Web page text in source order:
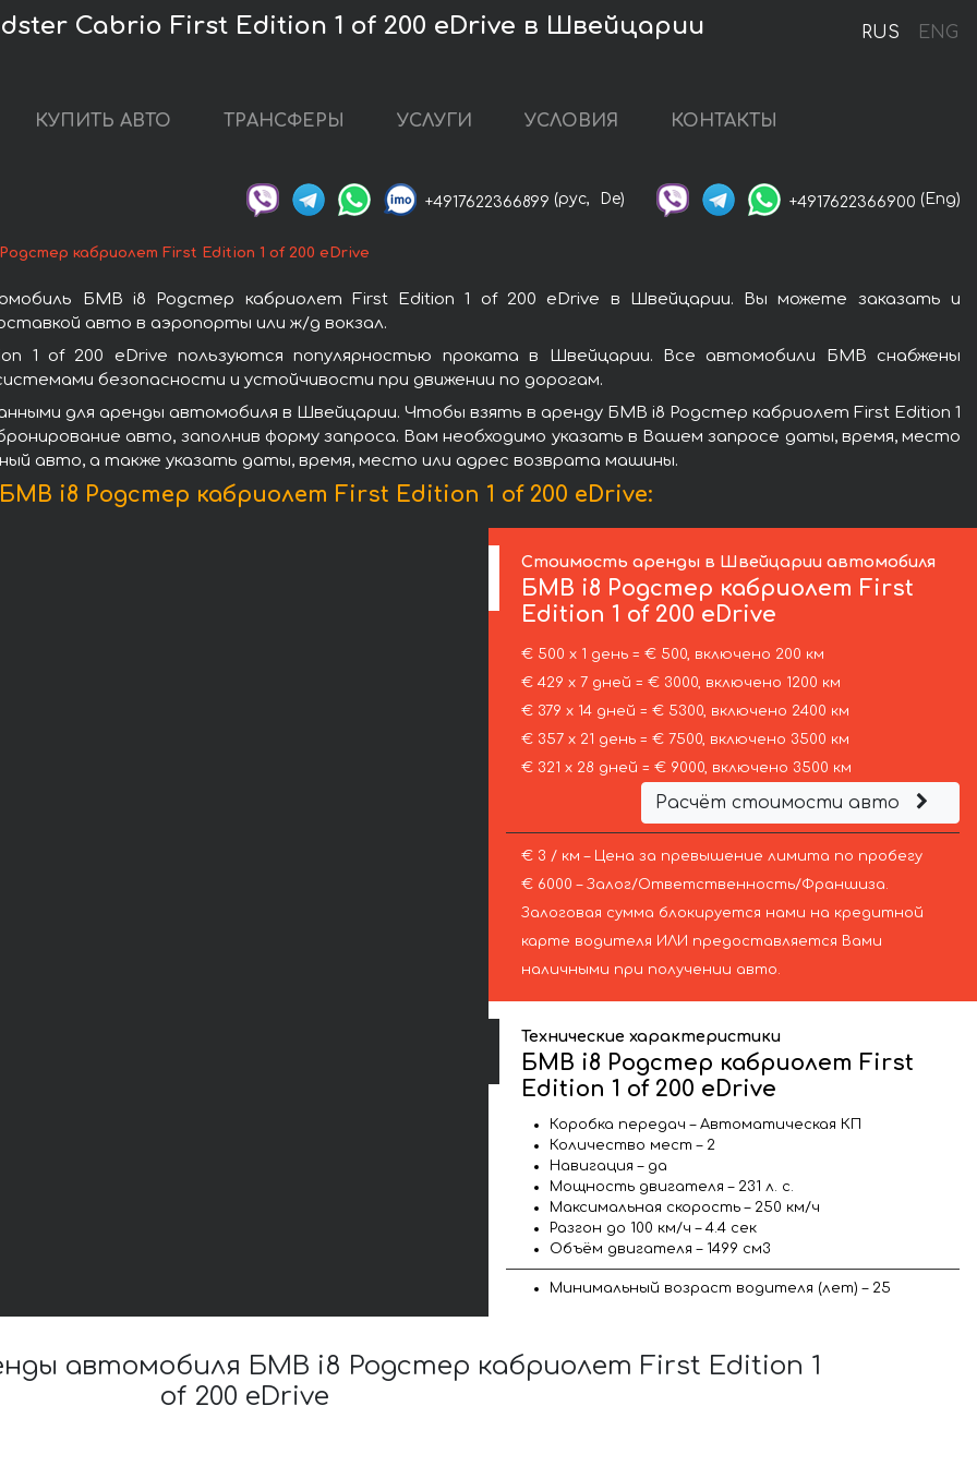
RUS ENG
Cabrio First Edition 1 of 200 eDrive в Швейцарии
КУПИТЬ АВТО ТРАНСФЕРЫ УСЛУГИ УСЛОВИЯ КОНТАКТЫ
+4917622366899 (рус, De) +4917622366900 (Eng)
кабриолет First Edition 1 of 200 eDrive
БМВ i8 Родстер кабриолет First Edition 1 of 200 eDrive в Швейцарии. Вы можете заказать и
авто в аэропорты или ж/д вокзал.
1 of 200 eDrive пользуются популярностью проката в Швейцарии. Все автомобили БМВ снабжены
безопасности и устойчивости при движении по дорогам.
для аренды автомобиля в Швейцарии. Чтобы взять в аренду БМВ i8 Родстер кабриолет First Edition 1
авто, заполнив форму запроса. Вам необходимо указать в Вашем запросе даты, время, место
авто, а также указать даты, время, место или адрес возврата машины.
i8 Родстер кабриолет First Edition 1 of 200 eDrive:
Стоимость аренды в Швейцарии автомобиля
БМВ i8 Родстер кабриолет First
Edition 1 of 200 eDrive
€ 500 х 1 день = € 500, включено 200 км
€ 429 х 7 дней = € 3000, включено 1200 км
€ 379 х 14 дней = € 5300, включено 2400 км
€ 357 х 21 день = € 7500, включено 3500 км
€ 321 х 28 дней = € 9000, включено 3500 км
Расчёт стоимости авто
€ 3 / км – Цена за превышение лимита по пробегу
€ 6000 – Залог/Ответственность/Франшиза.
Залоговая сумма блокируется нами на кредитной
карте водителя ИЛИ предоставляется Вами
наличными при получении авто.
Технические характеристики
БМВ i8 Родстер кабриолет First
Edition 1 of 200 eDrive
Коробка передач – Автоматическая КП
Количество мест – 2
Навигация – да
Мощность двигателя – 231 л. с.
Максимальная скорость – 250 км/ч
Разгон до 100 км/ч – 4.4 сек
Объём двигателя – 1499 см3
Минимальный возраст водителя (лет) – 25
автомобиля БМВ i8 Родстер кабриолет First Edition 1
of 200 eDrive